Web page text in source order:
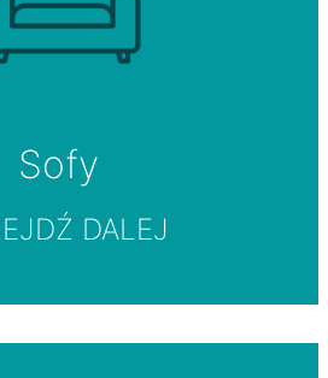
Sofy
DALEJ